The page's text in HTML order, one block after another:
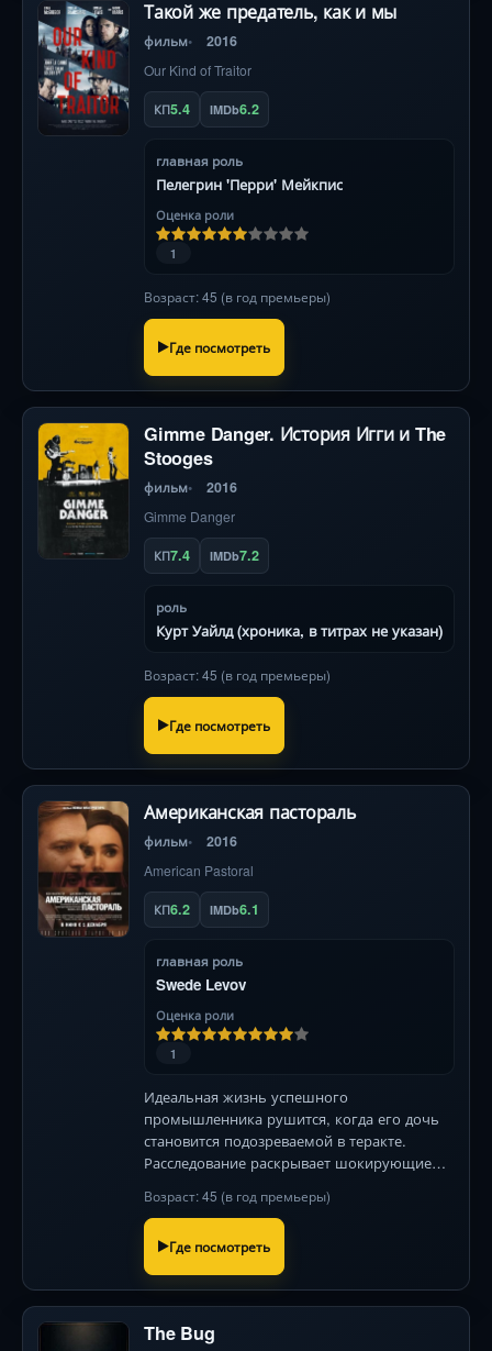
Такой же предатель, как и мы
фильм 2016
Our Kind of Traitor
КП5.4 IMDb6.2
главная роль
Пелегрин 'Перри' Мейкпис
Оценка роли
1
Возраст: 45 (в год премьеры)
Где посмотреть
Gimme Danger. История Игги и The
Stooges
фильм 2016
Gimme Danger
КП7.4 IMDb7.2
роль
Курт Уайлд (хроника, в титрах не указан)
Возраст: 45 (в год премьеры)
Где посмотреть
Американская пастораль
фильм 2016
American Pastoral
КП6.2 IMDb6.1
главная роль
Swede Levov
Оценка роли
1
Идеальная жизнь успешного
промышленника рушится, когда его дочь
становится подозреваемой в теракте.
Расследование раскрывает шокирующие
Возраст: 45 (в год премьеры)
Где посмотреть
The Bug